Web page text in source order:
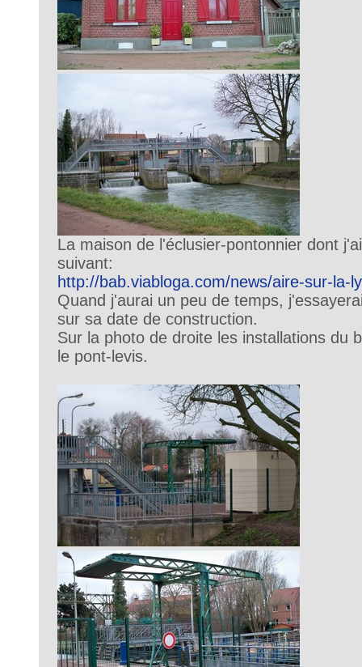
La maison de l'éclusier-pontonnier dont
suivant:
http://bab.viabloga.com/news/aire-sur-la-
Quand j'aurai un peu de temps,
sur sa date de construction.
Sur la photo de droite les installations du
le pont-levis.